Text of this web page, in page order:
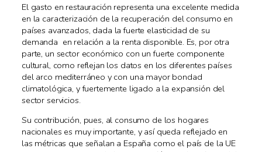
El gasto en restauración representa una excelente medida
en la caracterización de la recuperación del consumo en
países avanzados, dada la fuerte elasticidad de su
demanda en relación a la renta disponible. Es, por otra
parte, un sector económico con un fuerte componente
cultural, como reflejan los datos en los diferentes países
del arco mediterráneo y con una mayor bondad
climatológica, y fuertemente ligado a la expansión del
sector servicios.
Su contribución, pues, al consumo de los hogares
nacionales es muy importante, y así queda reflejado en
las métricas que señalan a España como el país de la UE